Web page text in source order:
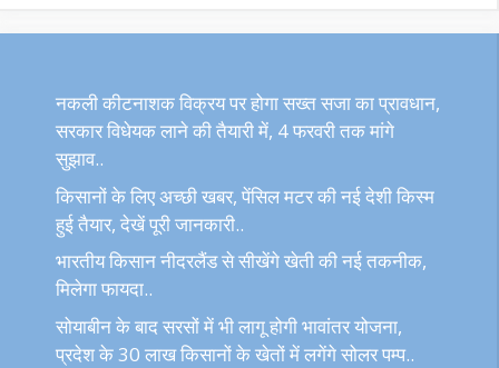
नकली कीटनाशक विक्रय पर होगा सख्त सजा का प्रावधान,
सरकार विधेयक लाने की तैयारी में, 4 फरवरी तक मांगे
सुझाव..
किसानों के लिए अच्छी खबर, पेंसिल मटर की नई देशी किस्म
हुई तैयार, देखें पूरी जानकारी..
भारतीय किसान नीदरलैंड से सीखेंगे खेती की नई तकनीक,
मिलेगा फायदा..
सोयाबीन के बाद सरसों में भी लागू होगी भावांतर योजना,
प्रदेश के 30 लाख किसानों के खेतों में लगेंगे सोलर पम्प..